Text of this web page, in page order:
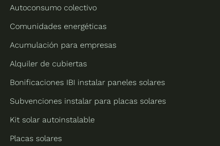
Autoconsumo colectivo
Comunidades energéticas
Acumulación para empresas
Alquiler de cubiertas
Bonificaciones IBI instalar paneles solares
Subvenciones instalar para placas solares
Kit solar autoinstalable
Placas solares